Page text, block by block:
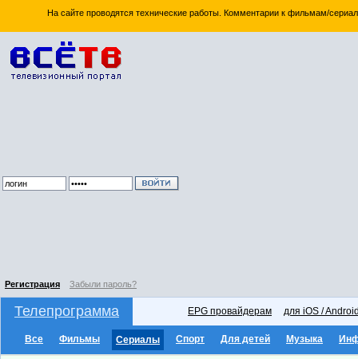
На сайте проводятся технические работы. Комментарии к фильмам/
Регистрация Забыли пароль?
Телепрограмма EPG провайдерам для iOS /
Все Фильмы Сериалы Спорт Для детей Музыка